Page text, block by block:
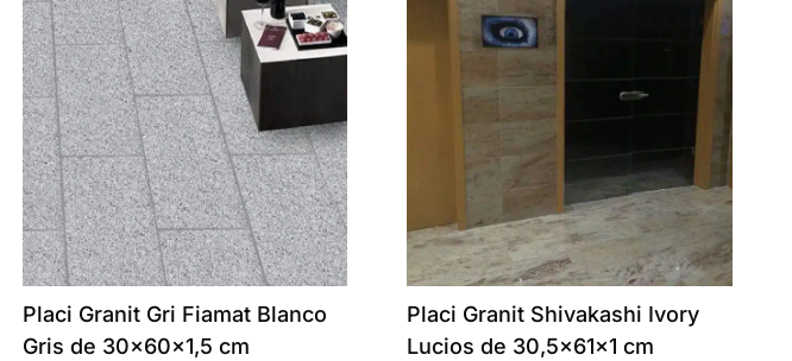
Placi Granit Gri Fiamat Blanco
Gris de 30x60x1,5 cm
Placi Granit Shivakashi Ivory
Lucios de 30,5x61x1 cm